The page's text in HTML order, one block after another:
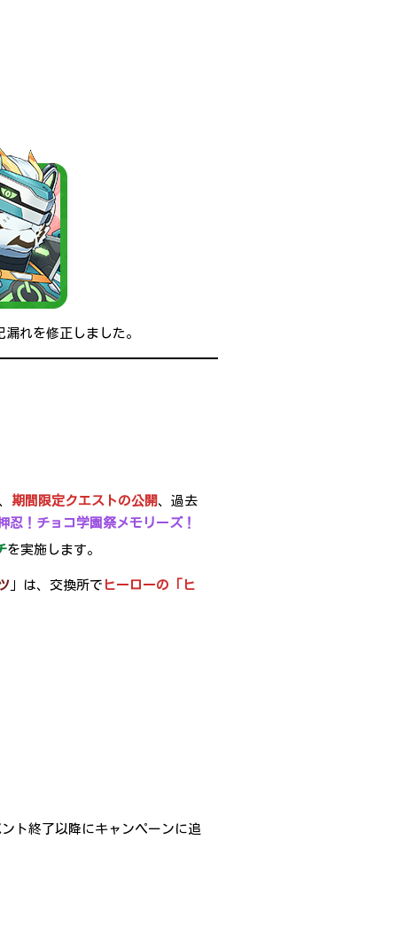
れを修正しました。
期間限定クエストの公開 、過去
忍！チョコ学園祭メモリーズ！
を実施します。
」は、交換所で ヒーローの「ヒ
ト終了以降にキャンペーンに追